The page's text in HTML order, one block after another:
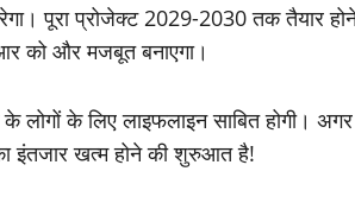
पूरा प्रोजेक्ट 2029-2030 तक तैयार होने
को और मजबूत बनाएगा।
के लोगों के लिए लाइफलाइन साबित होगी।
इंतजार खत्म होने की शुरुआत है!